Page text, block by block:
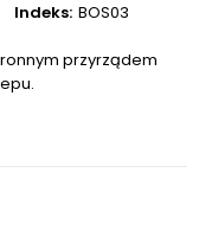
Indeks: BOS03
przyrządem